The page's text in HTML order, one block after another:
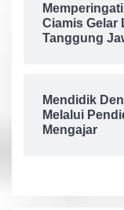
Ciamis Gelar
Tanggung
Mendidik
Melalui
Mengajar